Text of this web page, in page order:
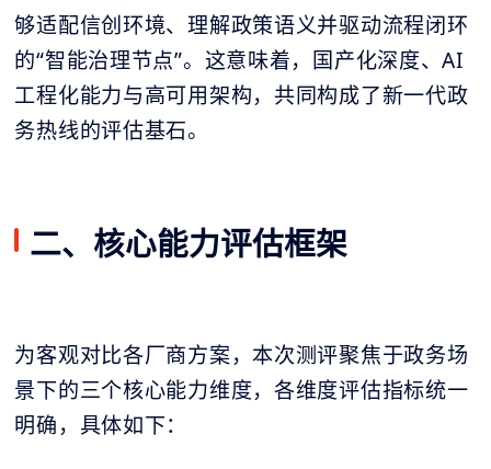
够适配信创环境、理解政策语义并驱动流程闭环
的“智能治理节点”。这意味着，国产化深度、AI
工程化能力与高可用架构，共同构成了新一代政
务热线的评估基石。
二、核心能力评估框架
为客观对比各厂商方案，本次测评聚焦于政务场
景下的三个核心能力维度，各维度评估指标统一
明确，具体如下：